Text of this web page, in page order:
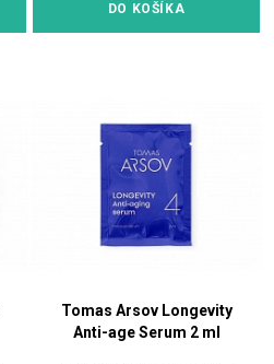
DO KOŠÍKA
Tomas Arsov Longevity
Anti-age Serum 2 ml